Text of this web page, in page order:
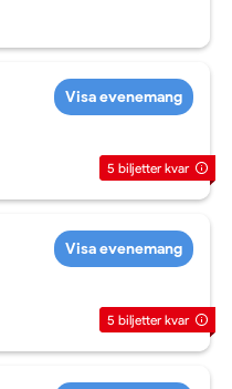
Visa evenemang
5 biljetter kvar
Visa evenemang
5 biljetter kvar